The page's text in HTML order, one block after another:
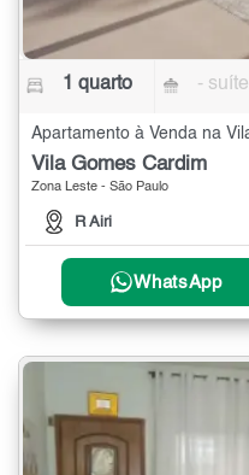
1 quarto - suíte
Vila Gomes Cardim
Zona Leste - São Paulo
R Airi
WhatsApp